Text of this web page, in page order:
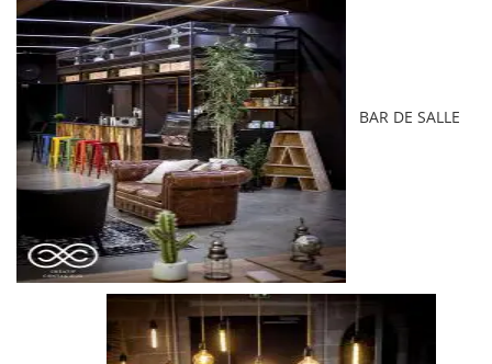
BAR DE SALLE